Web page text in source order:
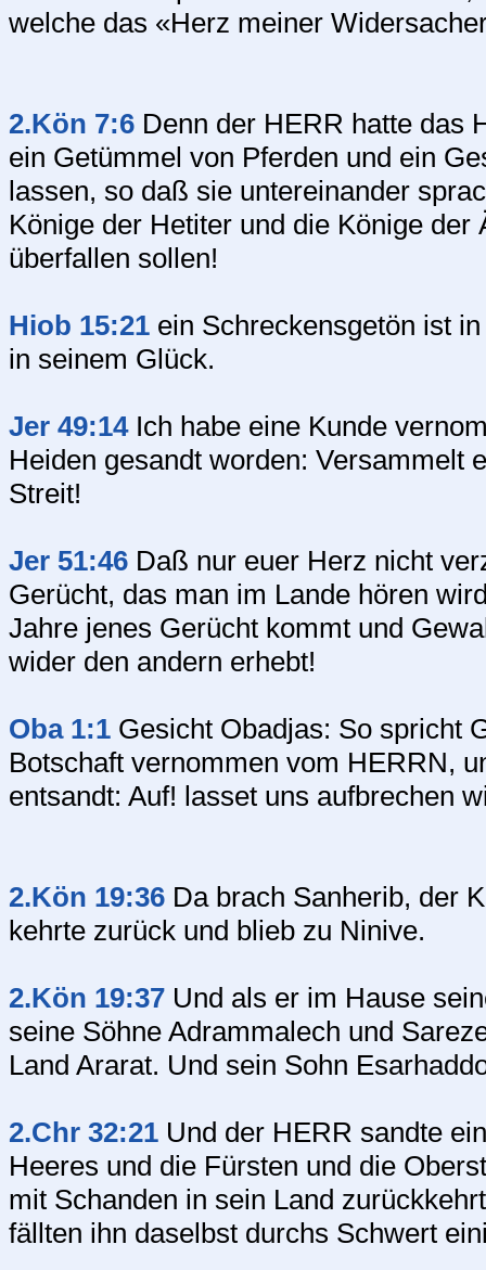
welche das «Herz meiner
2.Kön 7:6 Denn der HERR hatte das
ein Getümmel von Pferden und ein
lassen, so daß sie untereinander
Könige der Hetiter und die Könige
überfallen sollen!
Hiob 15:21 ein Schreckensgetön ist
in seinem Glück.
Jer 49:14Ich habe eine Kunde
Heiden gesandt worden: Versammelt
Streit!
Jer 51:46 Daß nur euer Herz nicht
Gerücht, das man im Lande hören
Jahre jenes Gerücht kommt und
wider den andern erhebt!
Oba 1:1 Gesicht Obadjas: So spricht
Botschaft vernommen vom HERRN,
entsandt: Auf! lasset uns aufbrechen
2.Kön 19:36 Da brach Sanherib, der
kehrte zurück und blieb zu Ninive.
2.Kön 19:37 Und als er im Hause
seine Söhne Adrammalech und
Land Ararat. Und sein Sohn
2.Chr 32:21 Und der HERR sandte
Heeres und die Fürsten und die
mit Schanden in sein Land
fällten ihn daselbst durchs Schwert